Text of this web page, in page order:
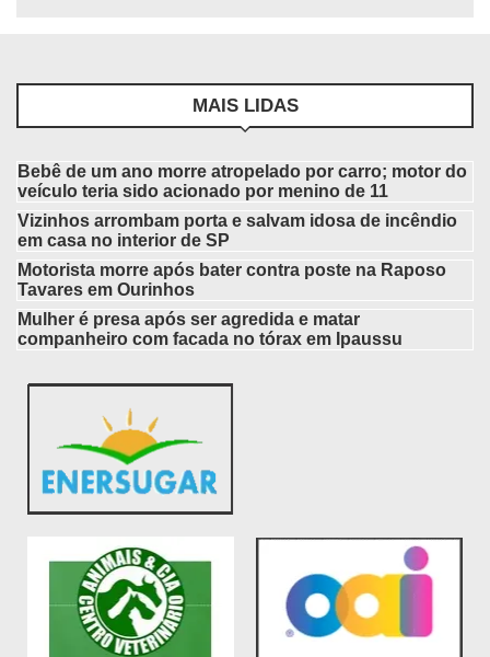
MAIS LIDAS
Bebê de um ano morre atropelado por carro; motor do
veículo teria sido acionado por menino de 11
Vizinhos arrombam porta e salvam idosa de incêndio
em casa no interior de SP
Motorista morre após bater contra poste na Raposo
Tavares em Ourinhos
Mulher é presa após ser agredida e matar
companheiro com facada no tórax em Ipaussu